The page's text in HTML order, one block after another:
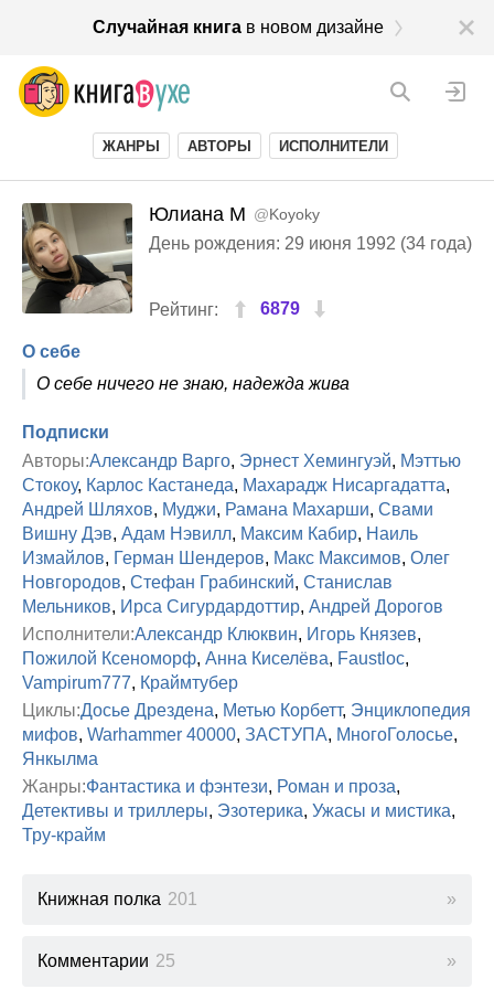
Случайная книгав новом дизайне
ЖАНРЫ АВТОРЫ ИСПОЛНИТЕЛИ
Юлиана М @Koyoky
День рождения: 29 июня 1992 (34 года)
Рейтинг: 6879
О себе
О себе ничего не знаю, надежда жива
Подписки
Авторы:Александр Варго, Эрнест Хемингуэй, Мэттью
Стокоу, Карлос Кастанеда, Махарадж Нисаргадатта,
Андрей Шляхов, Муджи, Рамана Махарши, Свами
Вишну Дэв, Адам Нэвилл, Максим Кабир, Наиль
Измайлов, Герман Шендеров, Макс Максимов, Олег
Новгородов, Стефан Грабинский, Станислав
Мельников, Ирса Сигурдардоттир, Андрей Дорогов
Исполнители:Александр Клюквин, Игорь Князев,
Пожилой Ксеноморф, Анна Киселёва, Faustloc,
Vampirum777, Краймтубер
Циклы:Досье Дрездена, Метью Корбетт, Энциклопедия
мифов, Warhammer 40000, ЗАСТУПА, МногоГолосье,
Янкылма
Жанры:Фантастика и фэнтези, Роман и проза,
Детективы и триллеры, Эзотерика, Ужасы и мистика,
Тру-крайм
Книжная полка 201
Комментарии 25